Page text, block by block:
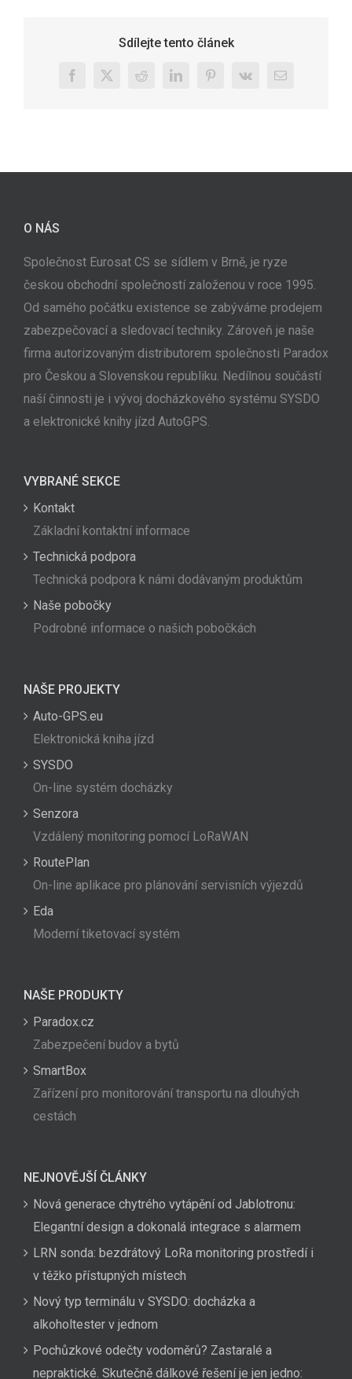
Sdílejte tento článek
Facebook
X RedditLinkedInPinterest
Vk
E-
O NÁS
Společnost Eurosat CS se sídlem v Brně, je ryze
českou obchodní společností založenou v roce 1995.
Od samého počátku existence se zabýváme prodejem
zabezpečovací a sledovací techniky. Zároveň je naše
firma autorizovaným distributorem společnosti Paradox
pro Českou a Slovenskou republiku. Nedílnou součástí
naší činnosti je i vývoj docházkového systému SYSDO
a elektronické knihy jízd AutoGPS.
VYBRANÉ SEKCE
Kontakt
Základní kontaktní informace
Technická podpora
Technická podpora k námi dodávaným produktům
Naše pobočky
Podrobné informace o našich pobočkách
NAŠE PROJEKTY
Auto-GPS.eu
Elektronická kniha jízd
SYSDO
On-line systém docházky
Senzora
Vzdálený monitoring pomocí LoRaWAN
RoutePlan
On-line aplikace pro plánování servisních výjezdů
Eda
Moderní tiketovací systém
NAŠE PRODUKTY
Paradox.cz
Zabezpečení budov a bytů
SmartBox
Zařízení pro monitorování transportu na dlouhých
cestách
NEJNOVĚJŠÍ ČLÁNKY
Nová generace chytrého vytápění od Jablotronu:
Elegantní design a dokonalá integrace s alarmem
LRN sonda: bezdrátový LoRa monitoring prostředí i
v těžko přístupných místech
Nový typ terminálu v SYSDO: docházka a
alkoholtester v jednom
Pochůzkové odečty vodoměrů? Zastaralé a
nepraktické. Skutečně dálkové řešení je jen jedno: